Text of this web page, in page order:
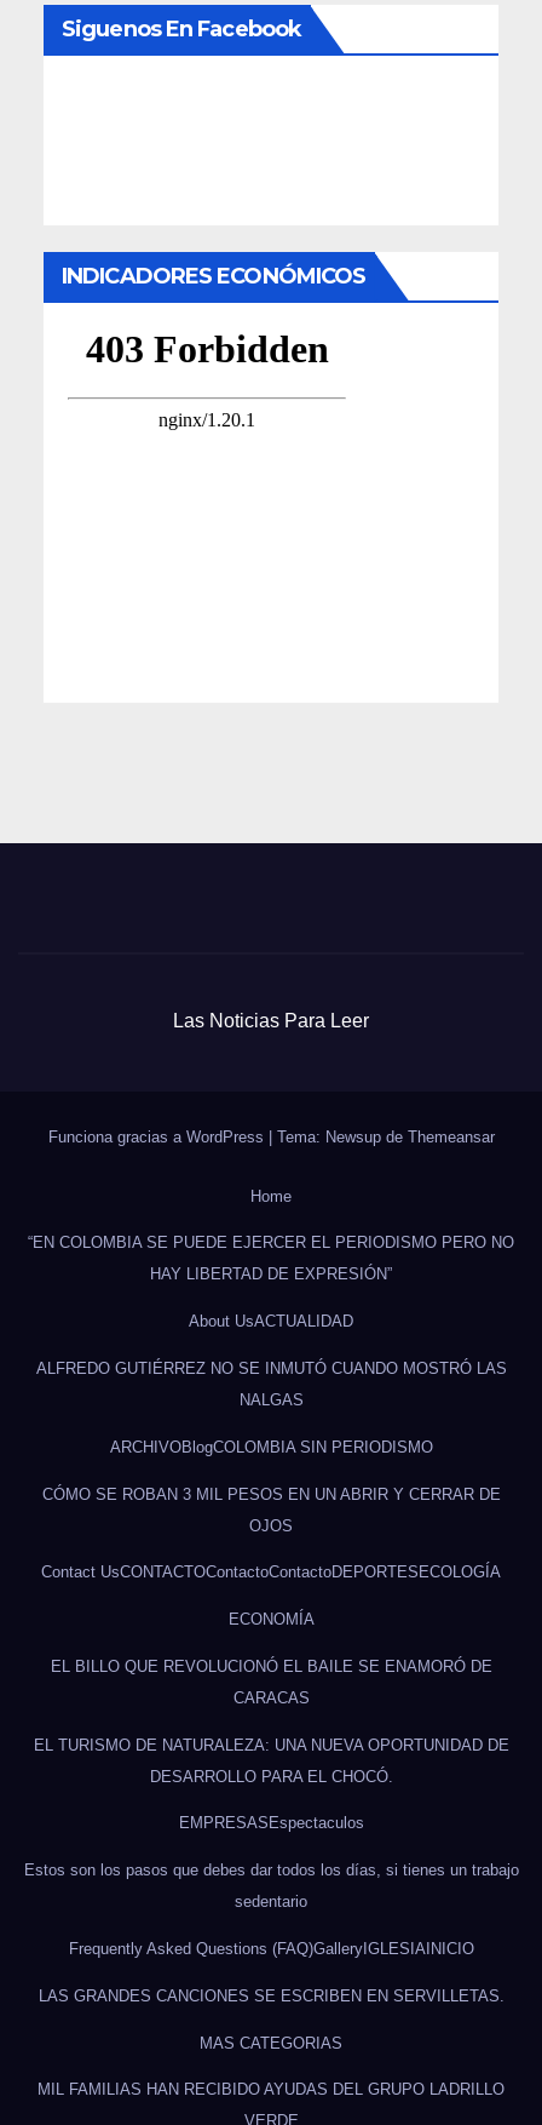
Siguenos En Facebook
INDICADORES ECONÓMICOS
Las Noticias Para Leer
Funciona gracias a WordPress Tema: Newsup de Themeansar
Home
“EN COLOMBIA SE PUEDE EJERCER EL PERIODISMO PERO NO
HAY LIBERTAD DE EXPRESIÓN”
About UsACTUALIDAD
ALFREDO GUTIÉRREZ NO SE INMUTÓ CUANDO MOSTRÓ LAS
NALGAS
ARCHIVOBlogCOLOMBIA SIN PERIODISMO
CÓMO SE ROBAN 3 MIL PESOS EN UN ABRIR Y CERRAR DE
OJOS
Contact UsCONTACTOContactoContactoDEPORTES ECOLOGÍA
ECONOMÍA
EL BILLO QUE REVOLUCIONÓ EL BAILE SE ENAMORÓ DE
CARACAS
EL TURISMO DE NATURALEZA: UNA NUEVA OPORTUNIDAD DE
DESARROLLO PARA EL CHOCÓ.
EMPRESAS Espectaculos
Estos son los pasos que debes dar todos los días, si tienes un trabajo
sedentario
Frequently Asked Questions (FAQ)GalleryIGLESIA INICIO
LAS GRANDES CANCIONES SE ESCRIBEN EN SERVILLETAS.
MAS CATEGORIAS
MIL FAMILIAS HAN RECIBIDO AYUDAS DEL GRUPO LADRILLO
VERDE